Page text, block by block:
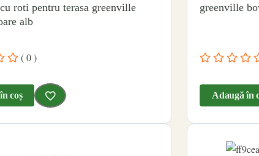
roti pentru terasa greenville
alb
( 0 )
coș
greenville
Adaugă în